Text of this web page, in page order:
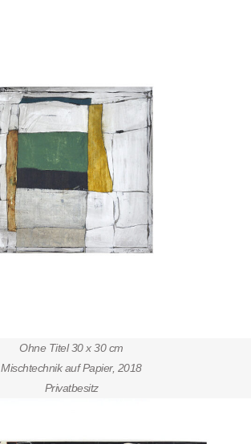
Ohne Titel 30 x 30 cm
Mischtechnik auf Papier, 2018
Privatbesitz